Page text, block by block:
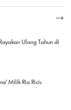
Ulang Tahun di
Milik Ria Ricis